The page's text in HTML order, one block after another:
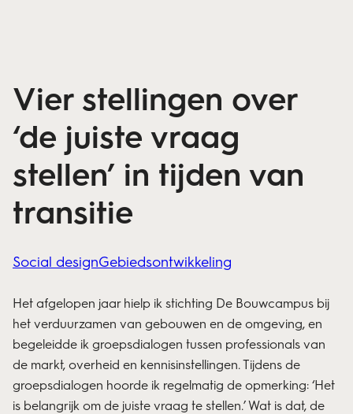
Vier stellingen over
‘de juiste vraag
stellen’ in tijden van
transitie
Social designGebiedsontwikkeling
Het afgelopen jaar hielp ik stichting De Bouwcampus bij
het verduurzamen van gebouwen en de omgeving, en
begeleidde ik groepsdialogen tussen professionals van
de markt, overheid en kennisinstellingen. Tijdens de
groepsdialogen hoorde ik regelmatig de opmerking: ‘Het
is belangrijk om de juiste vraag te stellen.’ Wat is dat, de